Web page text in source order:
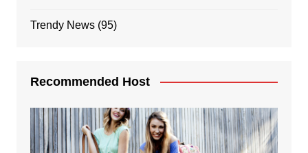
Trendy News(95)
Recommended Host